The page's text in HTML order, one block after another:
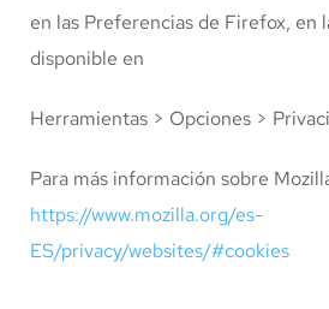
en las Preferencias de Firefox, en
disponible en
Herramientas > Opciones >
Para más información sobre
https://www.mozilla.org/es-
ES/privacy/websites/#cookies